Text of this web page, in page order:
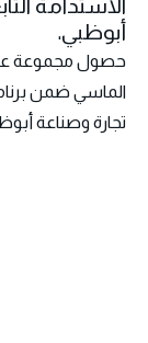
الاستدامة
أبوظبي.
حصول مجموعة
الماسي ضمن
تجارة وصناعة